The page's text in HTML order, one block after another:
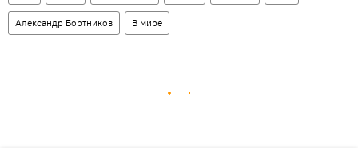
Александр Бортников В мире